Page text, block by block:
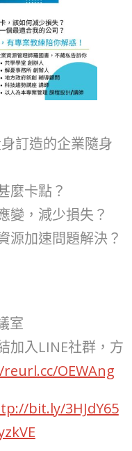
訂造的企業隨身
麼卡點？
變，減少損失？
源加速問題解決？
室
加入LINE社群，方
OEWAng
bit.ly/3HJdY65